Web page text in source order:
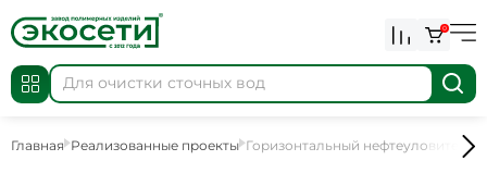
0
Главная Реализованные проекты Горизонтальный нефтеуловитель